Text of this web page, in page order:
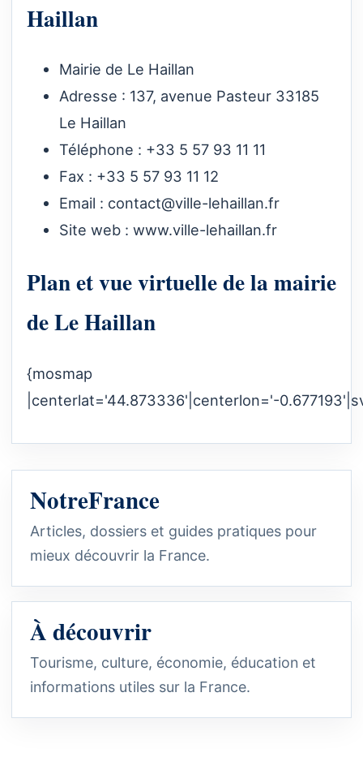
Haillan
Mairie de Le Haillan
Adresse : 137, avenue Pasteur 33185
Le Haillan
Téléphone : +33 5 57 93 11 11
Fax : +33 5 57 93 11 12
Email : contact@ville-lehaillan.fr
Site web : www.ville-lehaillan.fr
Plan et vue virtuelle de la mairie
de Le Haillan
{mosmap
|centerlat='44.873336'|centerlon='-
NotreFrance
Articles, dossiers et guides pratiques pour
mieux découvrir la France.
À découvrir
Tourisme, culture, économie, éducation et
informations utiles sur la France.